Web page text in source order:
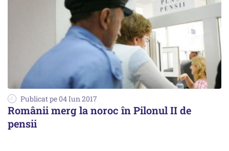
Publicat pe 04 Iun 2017
Românii merg la noroc în Pilonul II de
pensii